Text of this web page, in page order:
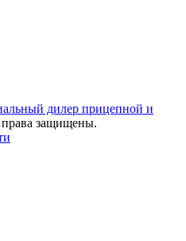
дилер прицепной и
права защищены.